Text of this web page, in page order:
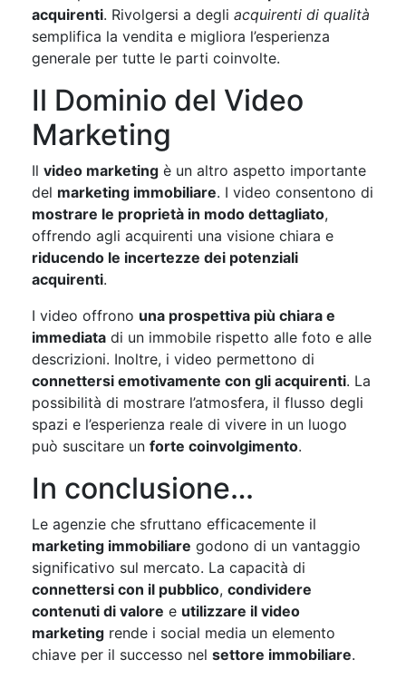
acquirenti. Rivolgersi a degli acquirenti di qualità
semplifica la vendita e migliora l’esperienza
generale per tutte le parti coinvolte.
Il Dominio del Video
Marketing
Il video marketing è un altro aspetto importante
del marketing immobiliare. I video consentono di
mostrare le proprietà in modo dettagliato,
offrendo agli acquirenti una visione chiara e
riducendo le incertezze dei potenziali
acquirenti.
I video offrono una prospettiva più chiara e
immediata di un immobile rispetto alle foto e alle
descrizioni. Inoltre, i video permettono di
connettersi emotivamente con gli acquirenti. La
possibilità di mostrare l’atmosfera, il flusso degli
spazi e l’esperienza reale di vivere in un luogo
può suscitare un forte coinvolgimento.
In conclusione…
Le agenzie che sfruttano efficacemente il
marketing immobiliare godono di un vantaggio
significativo sul mercato. La capacità di
connettersi con il pubblico, condividere
contenuti di valore e utilizzare il video
marketing rende i social media un elemento
chiave per il successo nel settore immobiliare.